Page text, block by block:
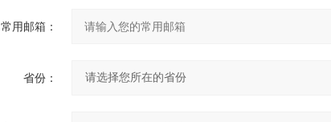
常用邮箱：
省份：